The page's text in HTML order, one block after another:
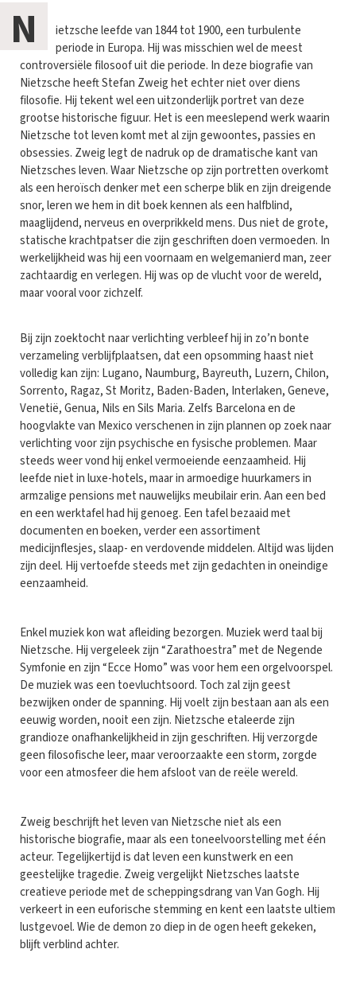
N
ietzsche leefde van 1844 tot 1900, een turbulente
periode in Europa. Hij was misschien wel de meest
controversiële filosoof uit die periode. In deze biografie van
Nietzsche heeft Stefan Zweig het echter niet over diens
filosofie. Hij tekent wel een uitzonderlijk portret van deze
grootse historische figuur. Het is een meeslepend werk waarin
Nietzsche tot leven komt met al zijn gewoontes, passies en
obsessies. Zweig legt de nadruk op de dramatische kant van
Nietzsches leven. Waar Nietzsche op zijn portretten overkomt
als een heroïsch denker met een scherpe blik en zijn dreigende
snor, leren we hem in dit boek kennen als een halfblind,
maaglijdend, nerveus en overprikkeld mens. Dus niet de grote,
statische krachtpatser die zijn geschriften doen vermoeden. In
werkelijkheid was hij een voornaam en welgemanierd man, zeer
zachtaardig en verlegen. Hij was op de vlucht voor de wereld,
maar vooral voor zichzelf.
Bij zijn zoektocht naar verlichting verbleef hij in zo’n bonte
verzameling verblijfplaatsen, dat een opsomming haast niet
volledig kan zijn: Lugano, Naumburg, Bayreuth, Luzern, Chilon,
Sorrento, Ragaz, St Moritz, Baden-Baden, Interlaken, Geneve,
Venetië, Genua, Nils en Sils Maria. Zelfs Barcelona en de
hoogvlakte van Mexico verschenen in zijn plannen op zoek naar
verlichting voor zijn psychische en fysische problemen. Maar
steeds weer vond hij enkel vermoeiende eenzaamheid. Hij
leefde niet in luxe-hotels, maar in armoedige huurkamers in
armzalige pensions met nauwelijks meubilair erin. Aan een bed
en een werktafel had hij genoeg. Een tafel bezaaid met
documenten en boeken, verder een assortiment
medicijnflesjes, slaap- en verdovende middelen. Altijd was lijden
zijn deel. Hij vertoefde steeds met zijn gedachten in oneindige
eenzaamheid.
Enkel muziek kon wat afleiding bezorgen. Muziek werd taal bij
Nietzsche. Hij vergeleek zijn “Zarathoestra” met de Negende
Symfonie en zijn “Ecce Homo” was voor hem een orgelvoorspel.
De muziek was een toevluchtsoord. Toch zal zijn geest
bezwijken onder de spanning. Hij voelt zijn bestaan aan als een
eeuwig worden, nooit een zijn. Nietzsche etaleerde zijn
grandioze onafhankelijkheid in zijn geschriften. Hij verzorgde
geen filosofische leer, maar veroorzaakte een storm, zorgde
voor een atmosfeer die hem afsloot van de reële wereld.
Zweig beschrijft het leven van Nietzsche niet als een
historische biografie, maar als een toneelvoorstelling met één
acteur. Tegelijkertijd is dat leven een kunstwerk en een
geestelijke tragedie. Zweig vergelijkt Nietzsches laatste
creatieve periode met de scheppingsdrang van Van Gogh. Hij
verkeert in een euforische stemming en kent een laatste ultiem
lustgevoel. Wie de demon zo diep in de ogen heeft gekeken,
blijft verblind achter.